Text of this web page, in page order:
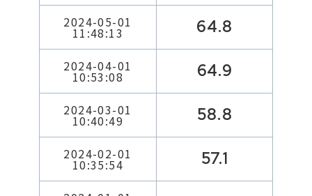
2024-05-01
11:48:13 64.8
2024-04-01
10:53:08 64.9
2024-03-01
10:40:49 58.8
2024-02-01
10:35:54 57.1